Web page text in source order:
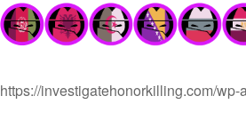
https://investigatehonorkilling.com/